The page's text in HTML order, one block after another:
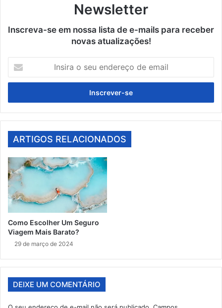
Newsletter
Inscreva-se em nossa lista de e-mails para receber
novas atualizações!
seu
de
email
ARTIGOS RELACIONADOS
Como Escolher Um Seguro
Viagem Mais Barato?
29 de março de 2024
DEIXE UM COMENTÁRIO